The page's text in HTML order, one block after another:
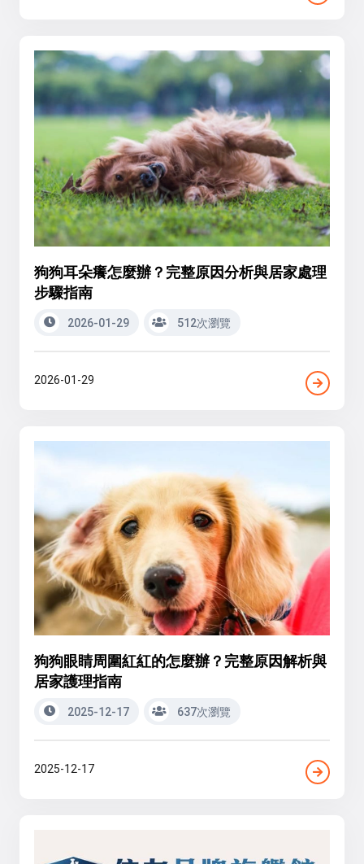
狗狗耳朵癢怎麼辦？完整原因分析與居家處理
步驟指南
2026-01-29 512次瀏覽
2026-01-29
狗狗眼睛周圍紅紅的怎麼辦？完整原因解析與
居家護理指南
2025-12-17 637次瀏覽
2025-12-17